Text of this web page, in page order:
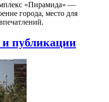
«Пирамида» —
города, место для
и публикации